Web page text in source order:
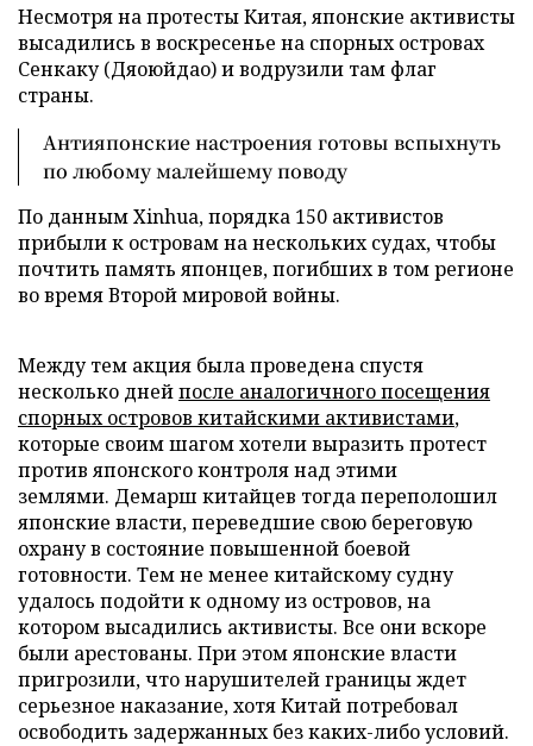
Несмотря на протесты Китая, японские активисты
высадились в воскресенье на спорных островах
Сенкаку (Дяоюйдао) и водрузили там флаг
страны.
Антияпонские настроения готовы вспыхнуть
по любому малейшему поводу
По данным Xinhua, порядка 150 активистов
прибыли к островам на нескольких судах, чтобы
почтить память японцев, погибших в том регионе
во время Второй мировой войны.
Между тем акция была проведена спустя
несколько днейпосле аналогичного посещения
спорных островов китайскими активистами,
которые своим шагом хотели выразить протест
против японского контроля над этими
землями. Демарш китайцев тогда переполошил
японские власти, переведшие свою береговую
охрану в состояние повышенной боевой
готовности. Тем не менее китайскому судну
удалось подойти к одному из островов, на
котором высадились активисты. Все они вскоре
были арестованы. При этом японские власти
пригрозили, что нарушителей границы ждет
серьезное наказание, хотя Китай потребовал
освободить задержанных без каких-либо условий.